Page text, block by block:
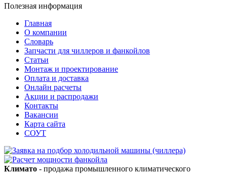
Полезная информация
Главная
О компании
Словарь
Запчасти для чиллеров и фанкойлов
Статьи
Монтаж и проектирование
Оплата и доставка
Онлайн расчеты
Акции и распродажи
Контакты
Вакансии
Карта сайта
СОУТ
Климато - продажа промышленного климатического